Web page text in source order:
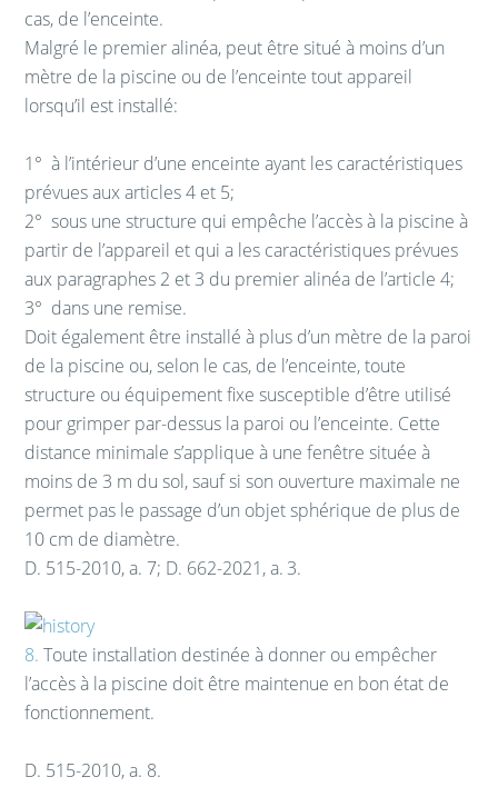
cas, de l’enceinte.
Malgré le premier alinéa, peut être situé à moins d’un
mètre de la piscine ou de l’enceinte tout appareil
lorsqu’il est installé:
1° à l’intérieur d’une enceinte ayant les caractéristiques
prévues aux articles 4 et 5;
2° sous une structure qui empêche l’accès à la piscine à
partir de l’appareil et qui a les caractéristiques prévues
aux paragraphes 2 et 3 du premier alinéa de l’article 4;
3° dans une remise.
Doit également être installé à plus d’un mètre de la paroi
de la piscine ou, selon le cas, de l’enceinte, toute
structure ou équipement fixe susceptible d’être utilisé
pour grimper par-dessus la paroi ou l’enceinte. Cette
distance minimale s’applique à une fenêtre située à
moins de 3 m du sol, sauf si son ouverture maximale ne
permet pas le passage d’un objet sphérique de plus de
10 cm de diamètre.
D. 515-2010, a. 7; D. 662-2021, a. 3.
8. Toute installation destinée à donner ou empêcher
l’accès à la piscine doit être maintenue en bon état de
fonctionnement.
D. 515-2010, a. 8.